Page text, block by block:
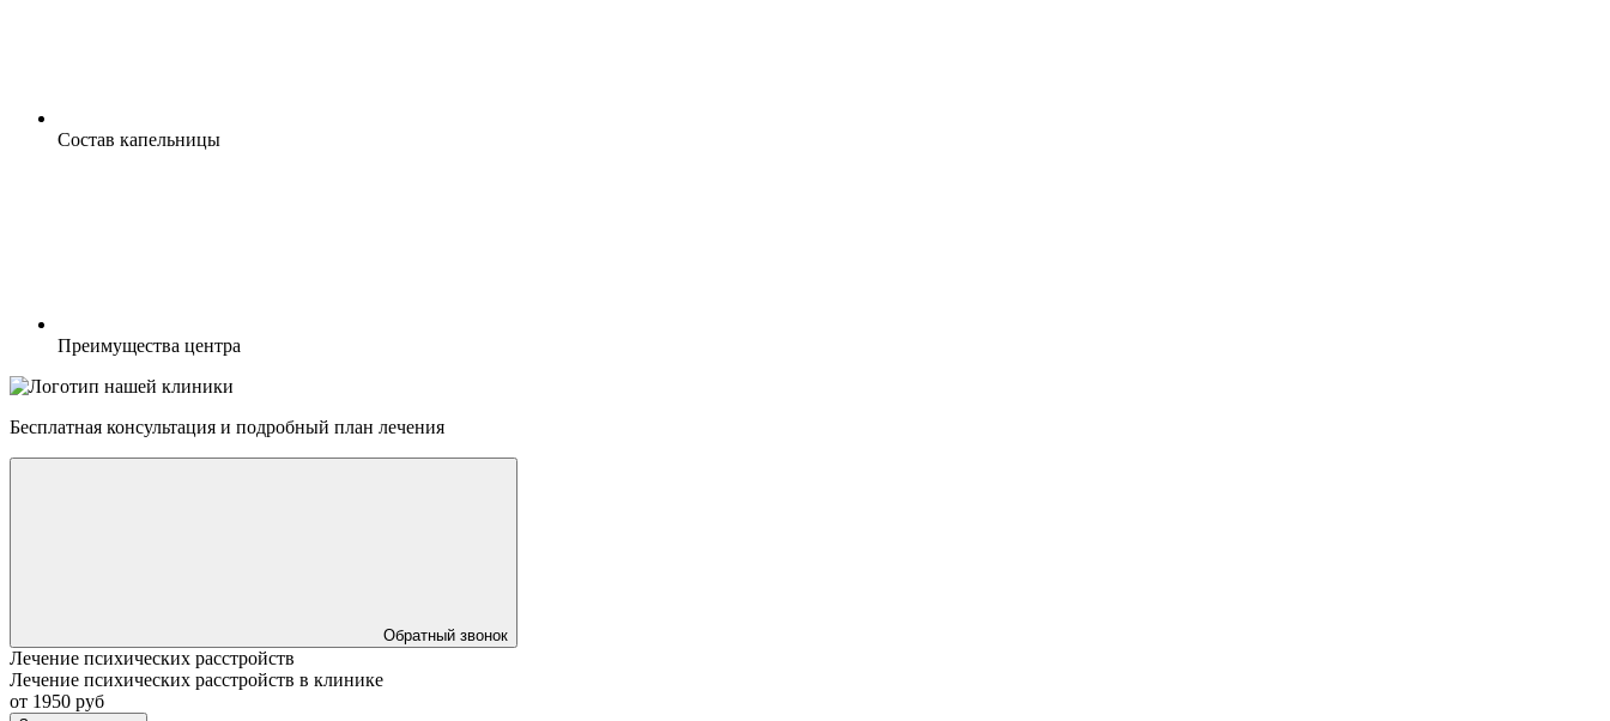
Состав капельницы
Преимущества центра
Бесплатная консультация и подробный план лечения
Обратный звонок
Лечение психических расстройств
Лечение психических расстройств в клинике
от 1950 руб